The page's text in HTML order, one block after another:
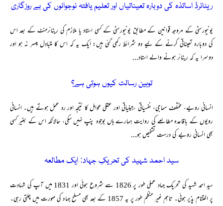
ریٹائرڈ اساتذہ کی دوبارہ تعیناتیاں اور تعلیم یافتہ نوجوانوں کی بے روزگاری
یونیورسٹی کے مروجہ قوانین کے مطابق یونیورسٹی کے کسی استاد یا ملازم کی ریٹائرمنٹ کے بعد اس
کی دوبارہ تعیناتی کرنے کے لیے دو شرائط رکھی گئی ہیں: ایک یہ کہ اس کا متبادل میسر نہ ہو اور
دوسرا یہ کہ ریٹائر ہونے والے استاد...
توہین رسالت کیوں ہوتی ہے؟
انسانی رویے، مختلف سماجی، نفسیاتی ،جینیاتی اور عقلی عوامل کا نتیجہ اور رد عمل ہوتے ہیں۔ انسانی
رویوں کے باقاعدہ مطالعے کی روایت ہمارے ہاں بوجوہ پنپ نہیں سکی، حالانکہ اس کے بغیر کسی
بھی انسانی رویے کی درست تشخیص ہو...
سید احمد شہید کی تحریکِ جہاد: ایک مطالعہ
سید احمد شہید کی تحریک جہاد عملی طور پر 1826 سے شروع ہوئی اور 1831 میں آپ کی شہادت
پر اختتام پذیر ہوئی۔ تاہم غیر منظم طور پر یہ 1857 کے بعد بھی مسلح جہاد کی صورت میں چلتی رہی۔